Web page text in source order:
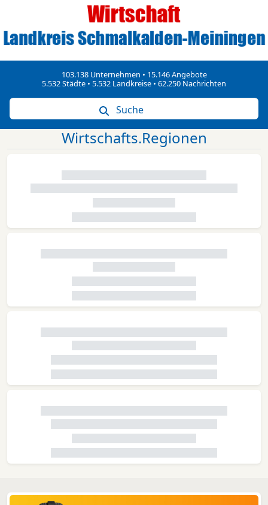
103.138 Unternehmen • 15.146 Angebote
5.532 Städte • 5.532 Landkreise • 62.250 Nachrichten
Suche
Wirtschafts.Regionen